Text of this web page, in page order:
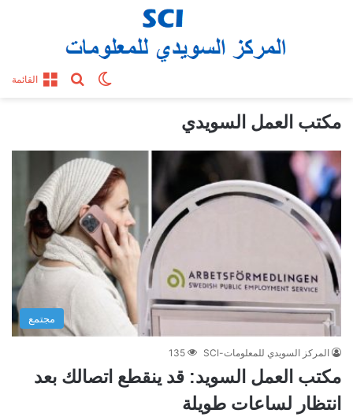
القائمةبحث عن
الوضع المظلم
مكتب العمل السويدي
مجتمع
المركز السويدي للمعلومات-SCI 135
مكتب العمل السويد: قد ينقطع اتصالك بعد
انتظار لساعات طويلة